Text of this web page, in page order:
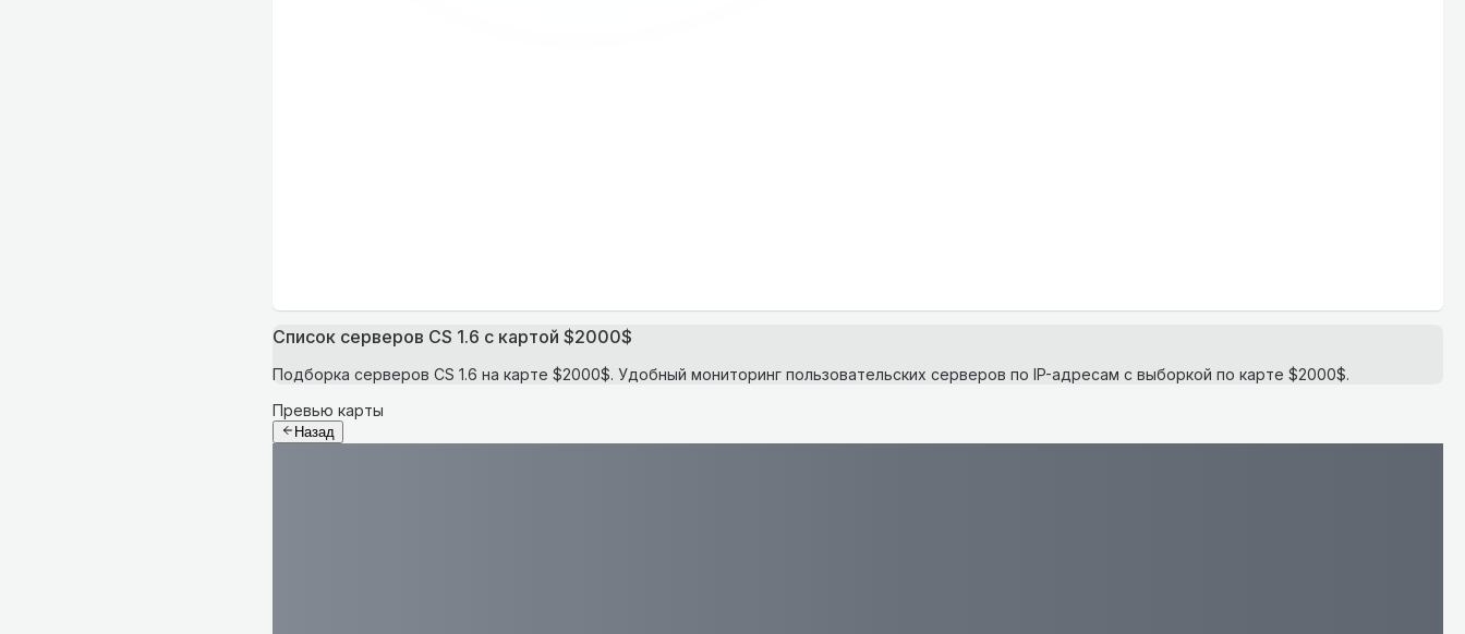
Список серверов CS 1.6 с картой $2000$
Подборка серверов CS 1.6 на карте $2000$. Удобный мониторинг пользовательских серверов по IP-адресам с выборкой по карте $2000$.
Превью карты
Назад